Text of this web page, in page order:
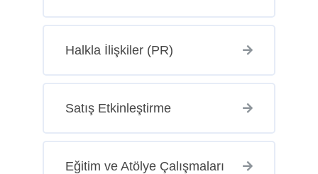
Halkla İlişkiler (PR)
Satış Etkinleştirme
Eğitim ve Atölye Çalışmaları